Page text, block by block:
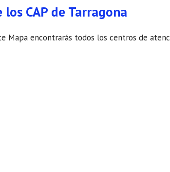
los CAP de Tarragona
Mapa encontrarás todos los centros de